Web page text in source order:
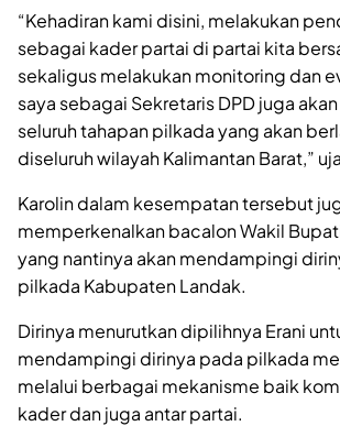
“Kehadiran kami disini, melakukan
sebagai kader partai di partai kita
sekaligus melakukan monitoring dan
saya sebagai Sekretaris DPD juga
seluruh tahapan pilkada yang akan
diseluruh wilayah Kalimantan Barat,”
Karolin dalam kesempatan tersebut
memperkenalkan bacalon Wakil
yang nantinya akan mendampingi
pilkada Kabupaten Landak.
Dirinya menurutkan dipilihnya Erani
mendampingi dirinya pada pilkada
melalui berbagai mekanisme baik
kader dan juga antar partai.